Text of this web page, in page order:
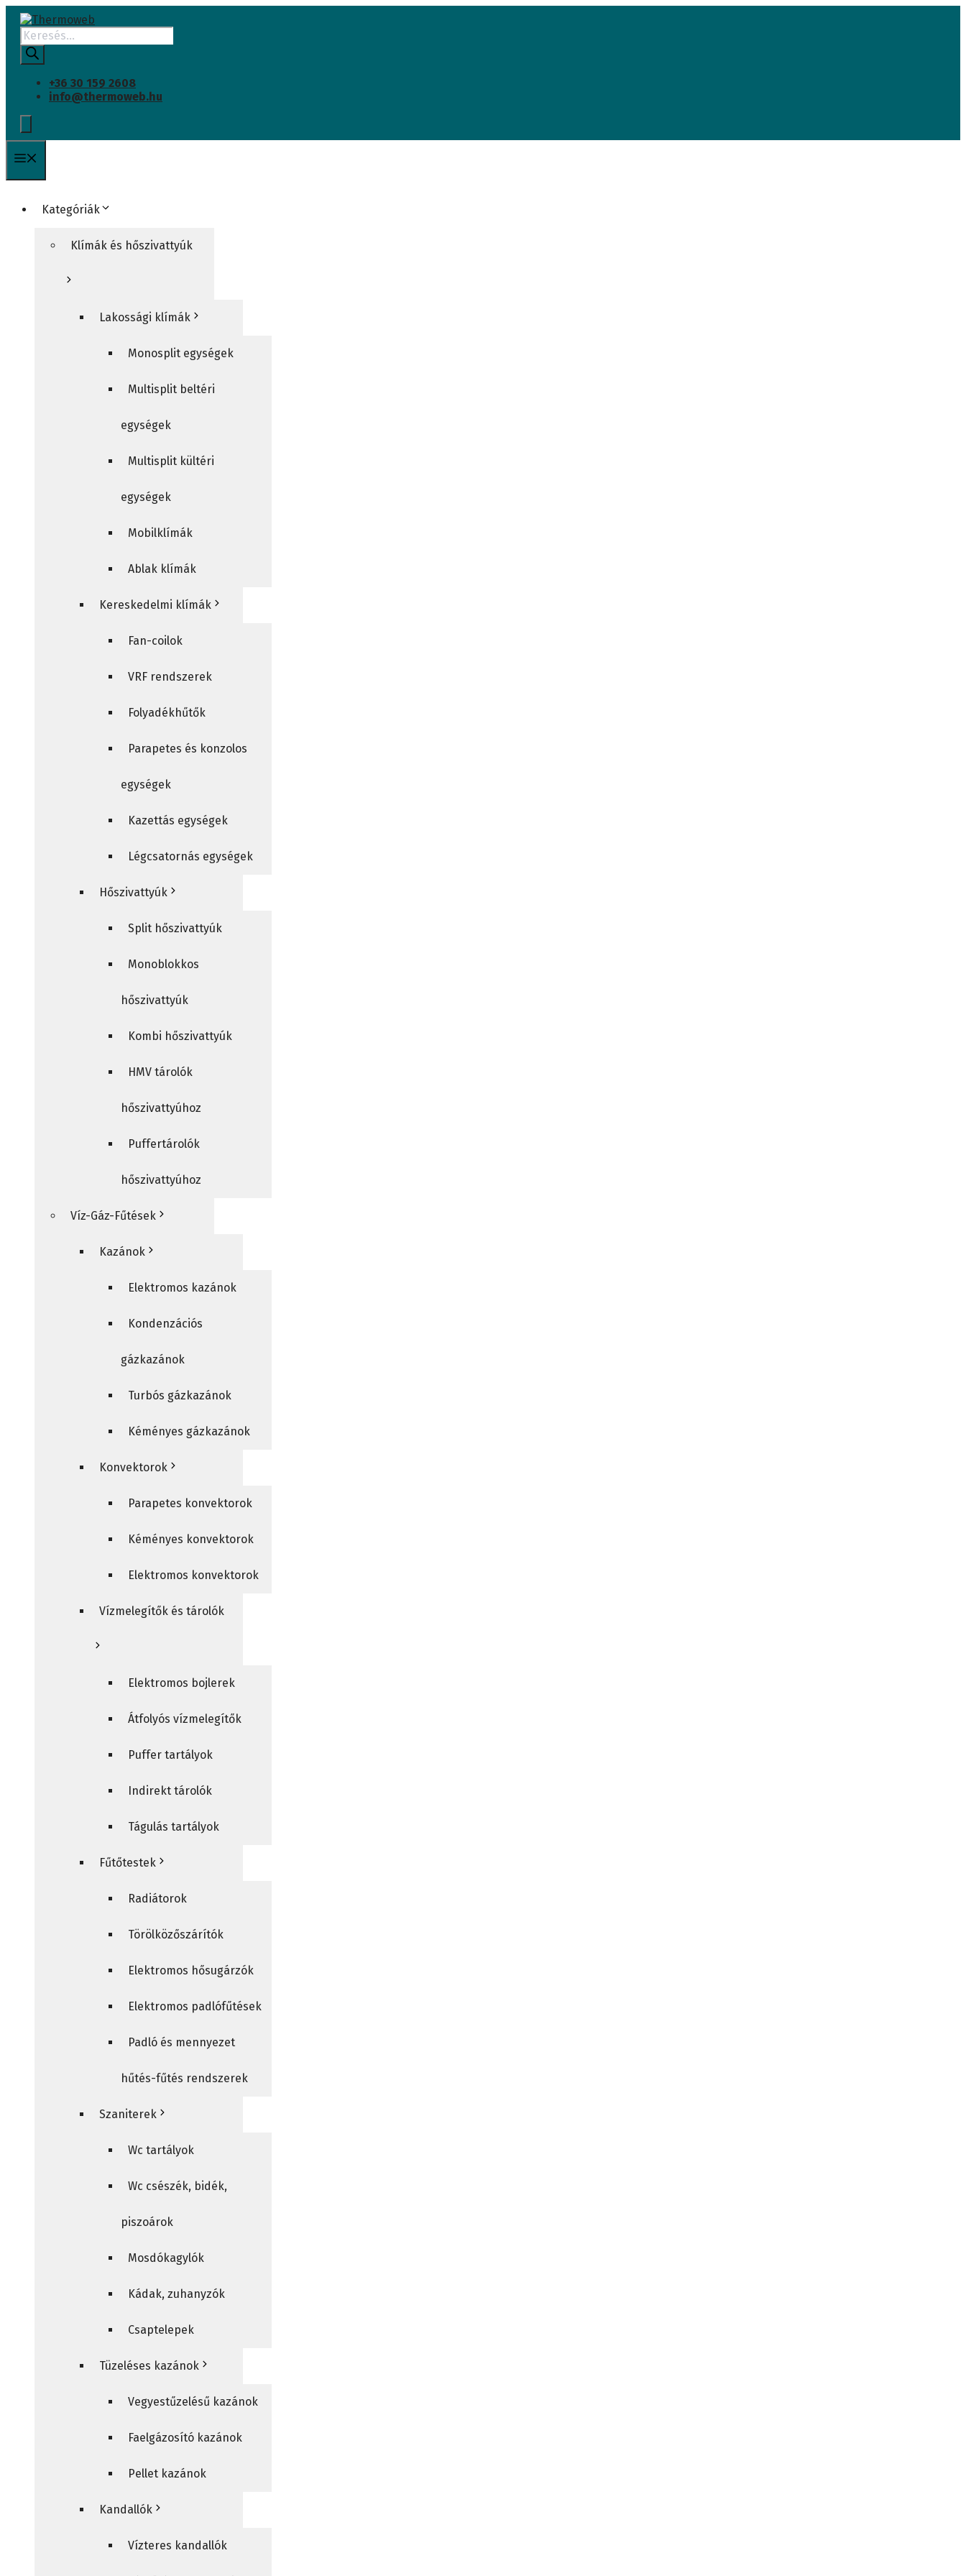
Kilépés
tartalomba
Products
search
+36 30 159 2608
info@thermoweb.hu
Kategóriák
Klímák és hőszivattyúk
Lakossági klímák
Monosplit egységek
Multisplit beltéri
egységek
Multisplit kültéri
egységek
Mobilklímák
Ablak klímák
Kereskedelmi klímák
Fan-coilok
VRF rendszerek
Folyadékhűtők
Parapetes és konzolos
egységek
Kazettás egységek
Légcsatornás egységek
Hőszivattyúk
Split hőszivattyúk
Monoblokkos
hőszivattyúk
Kombi hőszivattyúk
HMV tárolók
hőszivattyúhoz
Puffertárolók
hőszivattyúhoz
Víz-Gáz-Fűtések
Kazánok
Elektromos kazánok
Kondenzációs
gázkazánok
Turbós gázkazánok
Kéményes gázkazánok
Konvektorok
Parapetes konvektorok
Kéményes konvektorok
Elektromos konvektorok
Vízmelegítők és tárolók
Elektromos bojlerek
Átfolyós vízmelegítők
Puffer tartályok
Indirekt tárolók
Tágulás tartályok
Fűtőtestek
Radiátorok
Törölközőszárítók
Elektromos hősugárzók
Elektromos padlófűtések
Padló és mennyezet
hűtés-fűtés rendszerek
Szaniterek
Wc tartályok
Wc csészék, bidék,
piszoárok
Mosdókagylók
Kádak, zuhanyzók
Csaptelepek
Tüzeléses kazánok
Vegyestűzelésű kazánok
Faelgázosító kazánok
Pellet kazánok
Kandallók
Vízteres kandallók